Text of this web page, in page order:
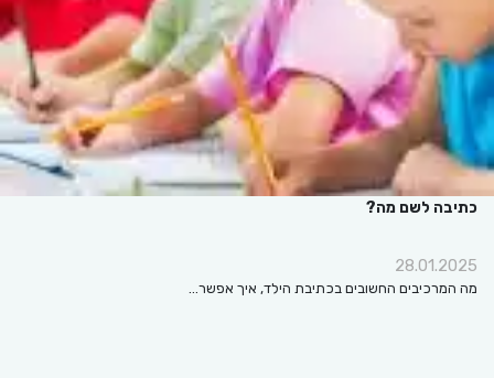
כתיבה לשם מה?
28.01.2025
מה המרכיבים החשובים בכתיבת הילד, איך אפשר…